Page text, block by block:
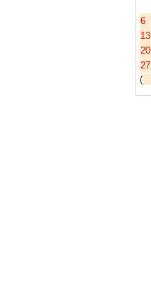
6
13
20
27
(